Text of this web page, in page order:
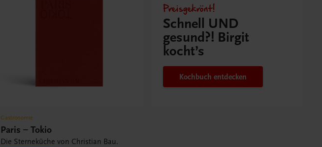
Gastronomie
Paris – Tokio
Die Sterneküche von Christian Bau.
Preisgekrönt!
Schnell UND
gesund?! Birgit
kocht’s
Kochbuch entdecken